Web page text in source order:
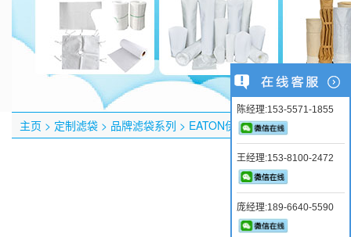
主页 > 定制滤袋 > 品牌滤袋系列 > EATON伊顿SNAP-RING滤袋
部分
陈经理:153-5571-1855
王经理:153-8100-2472
庞经理:189-6640-5590